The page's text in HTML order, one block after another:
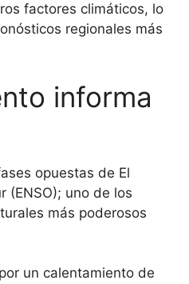
factores climáticos, lo
regionales más
informa
opuestas de El
(ENSO); uno de los
más poderosos
un calentamiento de